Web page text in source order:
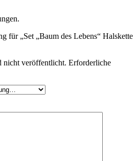
für „Set „Baum des Lebens“ Halskette
nicht veröffentlicht. Erforderliche